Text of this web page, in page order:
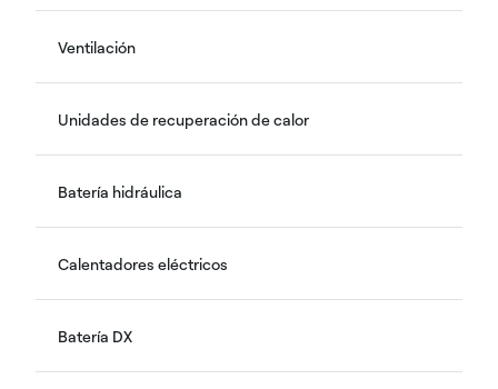
Ventilación
Unidades de recuperación de calor
Batería hidráulica
Calentadores eléctricos
Batería DX